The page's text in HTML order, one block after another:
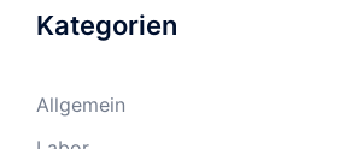
Kategorien
Allgemein